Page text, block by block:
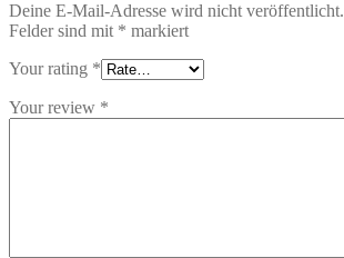
Deine E-Mail-Adresse wird nicht veröffentlicht.
Felder sind mit * markiert
Your rating *
Your review *